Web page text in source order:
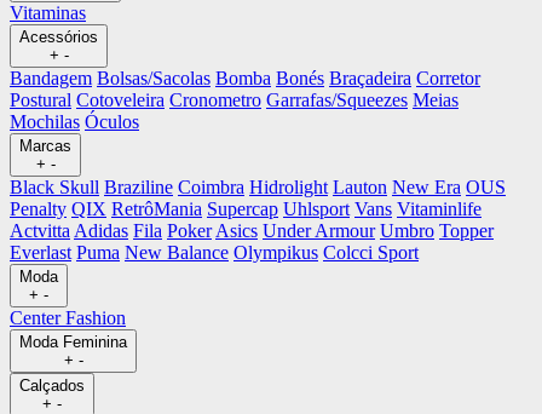
Vitaminas
Acessórios
+ -
Bandagem Bolsas/Sacolas Bomba Bonés Braçadeira Corretor
Postural Cotoveleira Cronometro Garrafas/Squeezes Meias
Mochilas Óculos
Marcas
+ -
Black Skull Braziline Coimbra Hidrolight Lauton New Era OUS
Penalty QIX RetrôMania Supercap Uhlsport Vans Vitaminlife
Actvitta Adidas Fila Poker Asics Under Armour Umbro Topper
Everlast Puma New Balance Olympikus Colcci Sport
Moda
+ -
Center Fashion
Moda Feminina
+ -
Calçados
+ -